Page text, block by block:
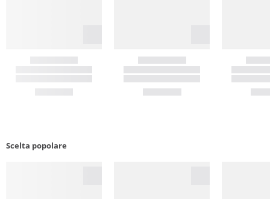
Scelta popolare